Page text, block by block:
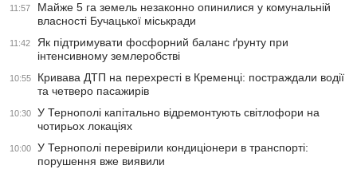
11:57
Майже 5 га земель незаконно опинилися у комунальній
власності Бучацької міськради
11:42
Як підтримувати фосфорний баланс ґрунту при
інтенсивному землеробстві
10:55
Кривава ДТП на перехресті в Кременці: постраждали водії
та четверо пасажирів
10:30
У Тернополі капітально відремонтують світлофори на
чотирьох локаціях
10:00
У Тернополі перевірили кондиціонери в транспорті:
порушення вже виявили